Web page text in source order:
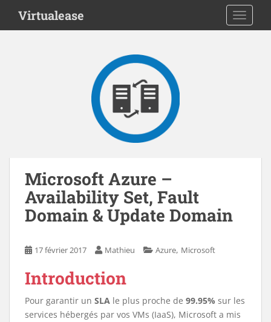
i
Virtualease
Microsoft Azure –
Availability Set, Fault
Domain & Update Domain
17 février 2017 Mathieu Azure, Microsoft
Introduction
Pour garantir un SLA le plus proche de 99.95% sur les
services hébergés par vos VMs (IaaS), Microsoft a mis